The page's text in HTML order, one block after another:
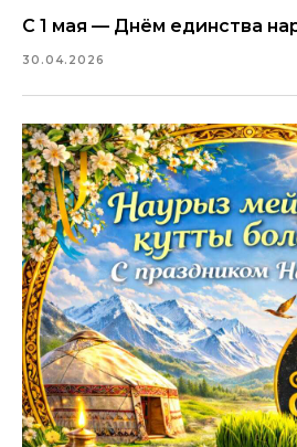
С 1 мая — Днём единства
30.04.2026